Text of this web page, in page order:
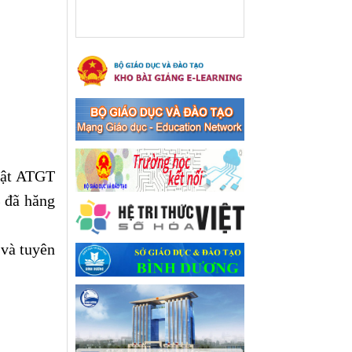
ATGT
hăng
tuyên
Hưởng ứng cuộc thi trực
tuyến "Tìm hiểu Nghị quyết
Trung ương 8 Khoá XIII"
Hưởng ứng cuộc thi trực tuyến
"Tìm hiểu Nghị quyết Trung
ương 8 Khoá XIII"
Ngày ban hành: 04/03/2024
Kế hoạch Triển khai công
tác tuyên truyền, đảm bảo
trật tự, an toàn giao thông
năm 2024 tại các cơ sở giáo
dục trên địa bàn thị xã Bến
Cát
Kế hoạch Triển khai công tác
tuyên truyền, đảm bảo trật tự,
an toàn giao thông năm 2024
tại các cơ sở giáo dục trên địa
bàn thị xã Bến Cát